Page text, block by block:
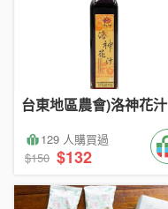
台東地區農會)洛神花汁
129 人購買過
$150 $132